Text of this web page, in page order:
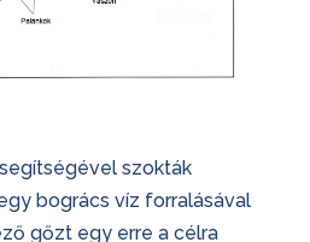
szokták
bogrács víz forralásával
gőzt egy erre a célra